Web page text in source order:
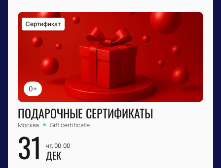
0+
Сертификат
ПОДАРОЧНЫЕ СЕРТИФИКАТЫ
Москва Gift certificate
31 чт, 00:00
ДЕК